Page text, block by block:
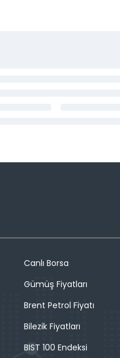
Canlı Borsa
Gümüş Fiyatları
Brent Petrol Fiyatı
Bilezik Fiyatları
BIST 100 Endeksi